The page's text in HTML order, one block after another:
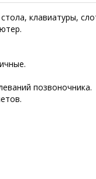
клавиатуры,
позвоночника.